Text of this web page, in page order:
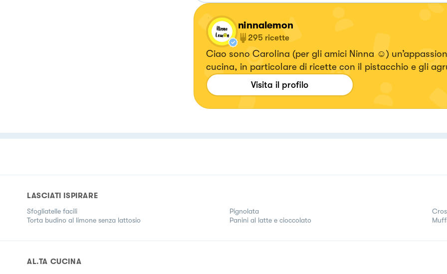
ninnalemon
295 ricette
Ciao sono Carolina (per gli amici Ninna ☺️)
cucina, in particolare di ricette con il pistacchio e gli
Visita il profilo
LASCIATI ISPIRARE
Sfogliatelle facili
Torta budino al limone senza lattosio
Pignolata
Panini al latte e cioccolato
AL.TA CUCINA